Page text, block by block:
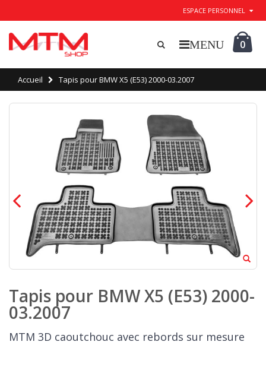
ESPACE PERSONNEL
0
Accueil Tapis pour BMW X5 (E53) 2000-03.2007
Tapis pour BMW X5 (E53) 2000-
03.2007
MTM 3D caoutchouc avec rebords sur mesure